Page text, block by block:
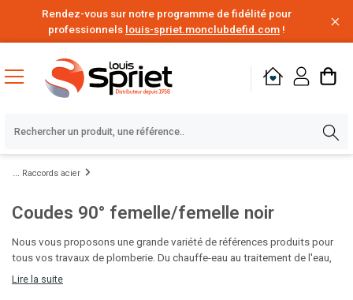
Rendez-vous sur notre programme de fidélité pour
professionnels louis-spriet.monclubdefid.com !
Raccords acier
Coudes 90° femelle/femelle noir
Nous vous proposons une grande variété de références produits pour
tous vos travaux de plomberie. Du chauffe-eau au traitement de l'eau,
en passant par le poste à souder, les solutions d'étanchéité,
Lire la suite